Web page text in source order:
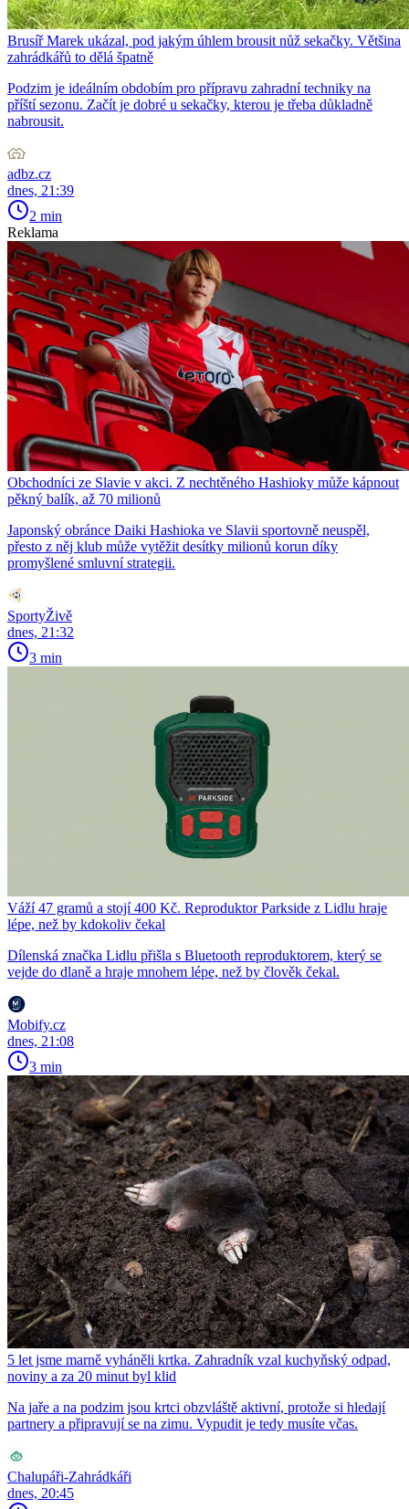
Brusíř Marek ukázal, pod jakým úhlem brousit nůž sekačky. Většina
zahrádkářů to dělá špatně
Podzim je ideálním obdobím pro přípravu zahradní techniky na
příští sezonu. Začít je dobré u sekačky, kterou je třeba důkladně
nabrousit.
adbz.cz
dnes, 21:39
2 min
Reklama
Obchodníci ze Slavie v akci. Z nechtěného Hashioky může kápnout
pěkný balík, až 70 milionů
Japonský obránce Daiki Hashioka ve Slavii sportovně neuspěl,
přesto z něj klub může vytěžit desítky milionů korun díky
promyšlené smluvní strategii.
SportyŽivě
dnes, 21:32
3 min
Váží 47 gramů a stojí 400 Kč. Reproduktor Parkside z Lidlu hraje
lépe, než by kdokoliv čekal
Dílenská značka Lidlu přišla s Bluetooth reproduktorem, který se
vejde do dlaně a hraje mnohem lépe, než by člověk čekal.
Mobify.cz
dnes, 21:08
3 min
5 let jsme marně vyháněli krtka. Zahradník vzal kuchyňský odpad,
noviny a za 20 minut byl klid
Na jaře a na podzim jsou krtci obzvláště aktivní, protože si hledají
partnery a připravují se na zimu. Vypudit je tedy musíte včas.
Chalupáři-Zahrádkáři
dnes, 20:45